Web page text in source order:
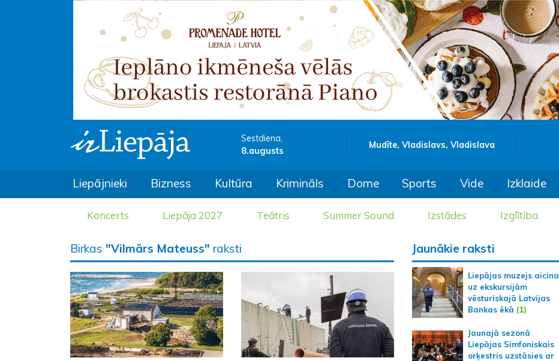
Sestdiena,
8.augusts
Mudīte, Vladislavs, Vladislava
Liepājnieki Bizness Kultūra Krimināls Dome Sports Vide Izklaide
Koncerts Liepāja 2027 Teātris Summer Sound Izstādes Izglītība
Birkas "Vilmārs Mateuss" raksti Jaunākie raksti
Liepājas muzejs aicina
uz ekskursijām
vēsturiskajā Latvijas
Bankas ēkā (1)
Jaunajā sezonā
Liepājas Simfoniskais
orķestris uzstāsies ar